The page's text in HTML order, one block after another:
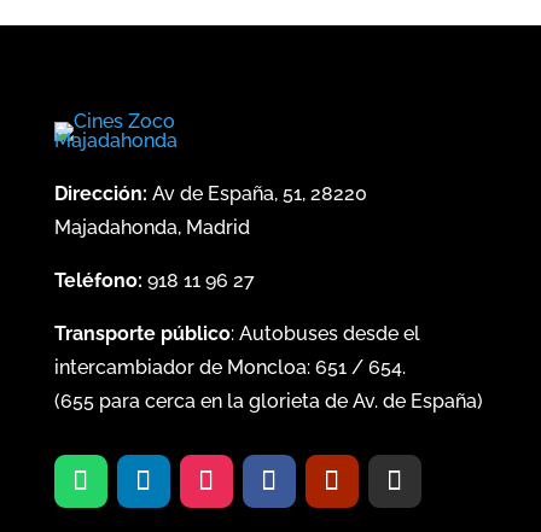
Dirección: Av de España, 51, 28220
Majadahonda, Madrid
Teléfono: 918 11 96 27
Transporte público: Autobuses desde el
intercambiador de Moncloa: 651/ 654.
(655para cerca en la glorieta de Av. de España)